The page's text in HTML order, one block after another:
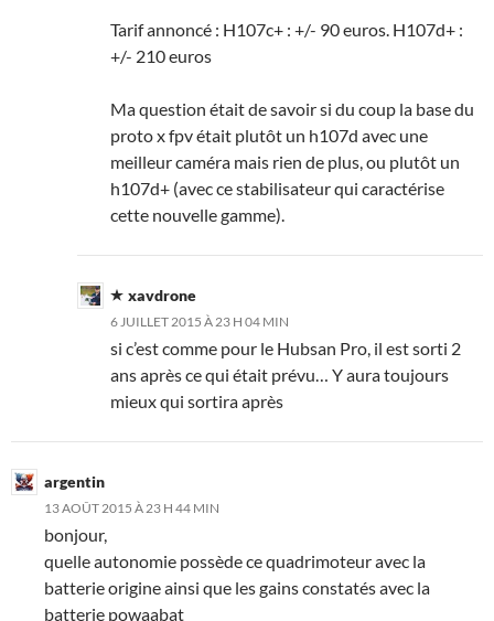
Tarif annoncé : H107c+ : +/- 90 euros. H107d+ :
+/- 210 euros
Ma question était de savoir si du coup la base du
proto x fpv était plutôt un h107d avec une
meilleur caméra mais rien de plus, ou plutôt un
h107d+ (avec ce stabilisateur qui caractérise
cette nouvelle gamme).
xavdrone
6 JUILLET 2015 À 23 H 04 MIN
si c’est comme pour le Hubsan Pro, il est sorti 2
ans après ce qui était prévu… Y aura toujours
mieux qui sortira après
argentin
13 AOÛT 2015 À 23 H 44 MIN
bonjour,
quelle autonomie possède ce quadrimoteur avec la
batterie origine ainsi que les gains constatés avec la
batterie powaabat